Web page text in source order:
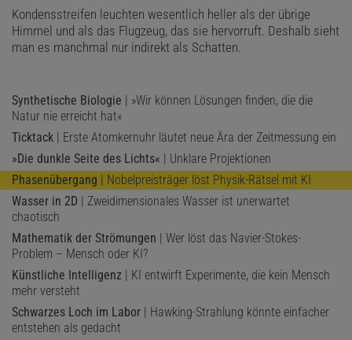
Kondensstreifen leuchten wesentlich heller als der übrige
Himmel und als das Flugzeug, das sie hervorruft. Deshalb sieht
man es manchmal nur indirekt als Schatten.
Synthetische Biologie | »Wir können Lösungen finden, die die
Natur nie erreicht hat«
Ticktack | Erste Atomkernuhr läutet neue Ära der Zeitmessung ein
»Die dunkle Seite des Lichts« | Unklare Projektionen
Phasenübergang | Nobelpreisträger löst Physik-Rätsel mit KI
Wasser in 2D | Zweidimensionales Wasser ist unerwartet
chaotisch
Mathematik der Strömungen | Wer löst das Navier-Stokes-
Problem – Mensch oder KI?
Künstliche Intelligenz | KI entwirft Experimente, die kein Mensch
mehr versteht
Schwarzes Loch im Labor | Hawking-Strahlung könnte einfacher
entstehen als gedacht